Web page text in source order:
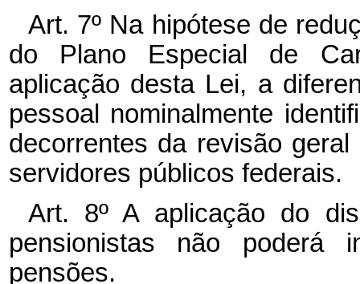
Art. 7º Na hipótese de
do Plano Especial de
aplicação desta Lei, a
pessoal nominalmente
decorrentes da revisão
servidores públicos federais.
Art. 8º A aplicação do
pensionistas não poderá
pensões.